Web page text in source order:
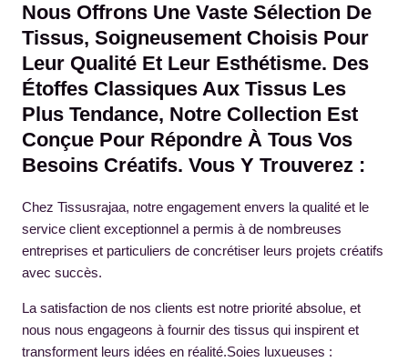
Nous Offrons Une Vaste Sélection De
Tissus, Soigneusement Choisis Pour
Leur Qualité Et Leur Esthétisme. Des
Étoffes Classiques Aux Tissus Les
Plus Tendance, Notre Collection Est
Conçue Pour Répondre À Tous Vos
Besoins Créatifs. Vous Y Trouverez :
Chez Tissusrajaa, notre engagement envers la qualité et le
service client exceptionnel a permis à de nombreuses
entreprises et particuliers de concrétiser leurs projets créatifs
avec succès.
La satisfaction de nos clients est notre priorité absolue, et
nous nous engageons à fournir des tissus qui inspirent et
transforment leurs idées en réalité.Soies luxueuses :